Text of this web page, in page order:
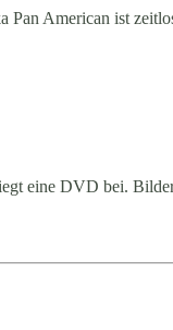
Pan American ist
eine DVD bei. Bilder